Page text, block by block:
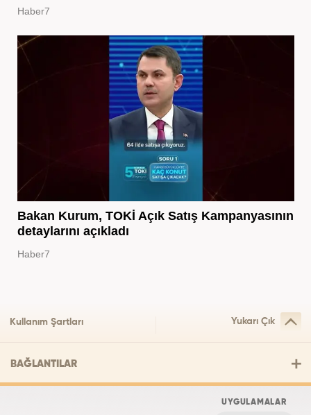
Haber7
Bakan Kurum, TOKİ Açık Satış Kampanyasının
detaylarını açıkladı
Haber7
Kullanım Şartları Yukarı Çık
BAĞLANTILAR
UYGULAMALAR